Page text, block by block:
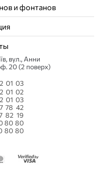
и фонтанов
вул., Анни
20 (2 поверх)
01 03
01 02
01 03
78 42
82 19
80 80
80 80